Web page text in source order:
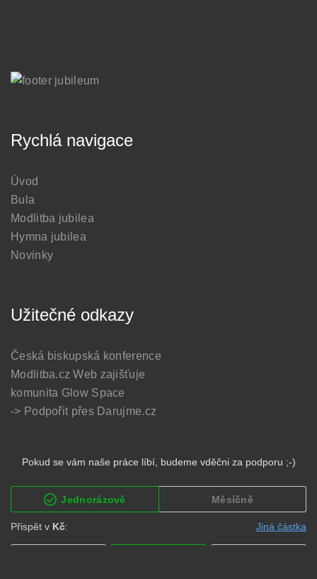
Rychlá navigace
Úvod
Bula
Modlitba jubilea
Hymna jubilea
Novinky
Užitečné odkazy
Česká biskupská konference
Modlitba.cz Web zajišťuje
komunita Glow Space
-> Podpořit přes Darujme.cz